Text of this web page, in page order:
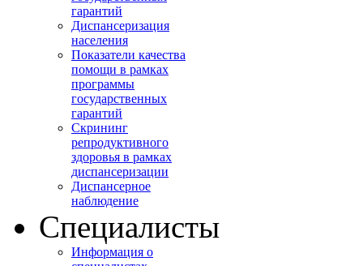
гарантий
Диспансеризация
населения
Показатели качества
помощи в рамках
программы
государственных
гарантий
Скрининг
репродуктивного
здоровья в рамках
диспансеризации
Диспансерное
наблюдение
Специалисты
Информация о